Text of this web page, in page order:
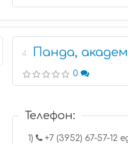
4 Панда,
0
Телефон:
1)
+7 (3952) 67-57-12 единая